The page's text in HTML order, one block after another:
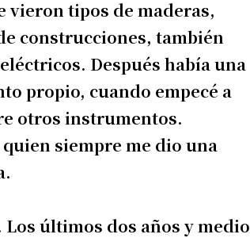
vieron tipos de maderas,
construcciones, también
Después había una
propio, cuando empecé a
otros instrumentos.
siempre me dio una
últimos dos años y medio